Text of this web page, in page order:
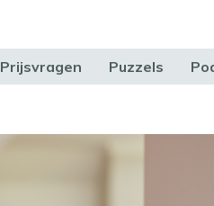
Prijsvragen Puzzels